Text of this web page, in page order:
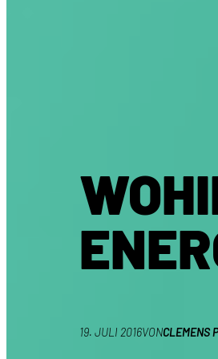
19. JULI 2016VONCLEMENS